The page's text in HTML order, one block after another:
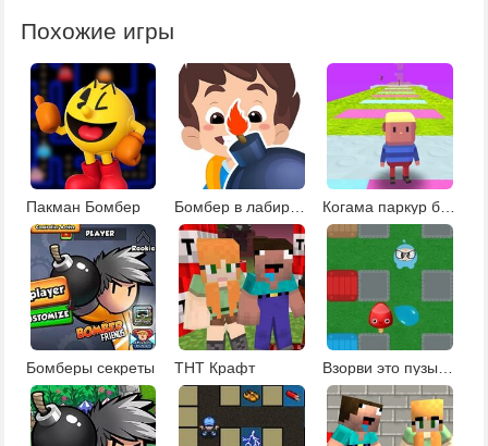
Похожие игры
Пакман Бомбер Бомбер в лабиринте Когама паркур бомбермена
Бомберы секреты ТНТ Крафт